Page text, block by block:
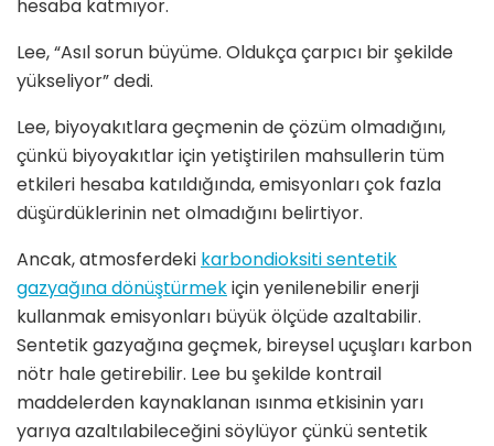
hesaba katmıyor.
Lee, “Asıl sorun büyüme. Oldukça çarpıcı bir şekilde
yükseliyor” dedi.
Lee, biyoyakıtlara geçmenin de çözüm olmadığını,
çünkü biyoyakıtlar için yetiştirilen mahsullerin tüm
etkileri hesaba katıldığında, emisyonları çok fazla
düşürdüklerinin net olmadığını belirtiyor.
Ancak, atmosferdeki karbondioksiti sentetik
gazyağına dönüştürmekiçin yenilenebilir enerji
kullanmak emisyonları büyük ölçüde azaltabilir.
Sentetik gazyağına geçmek, bireysel uçuşları karbon
nötr hale getirebilir. Lee bu şekilde kontrail
maddelerden kaynaklanan ısınma etkisinin yarı
yarıya azaltılabileceğini söylüyor çünkü sentetik